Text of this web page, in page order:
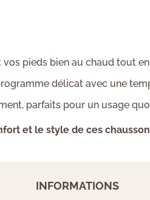
vos pieds bien au chaud tout
délicat avec une
parfaits pour un usage
et le style de ces
INFORMATIONS